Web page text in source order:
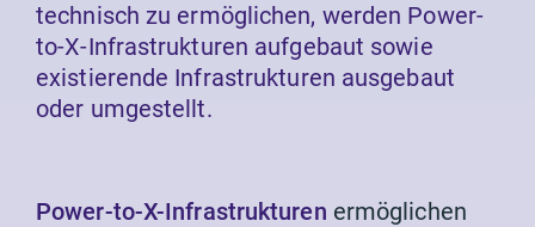
technisch zu ermöglichen, werden Power-
to-X-Infrastrukturen aufgebaut sowie
existierende Infrastrukturen ausgebaut
oder umgestellt.
Power-to-X-Infrastrukturen ermöglichen